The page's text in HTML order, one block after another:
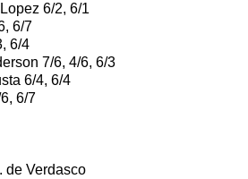
6/2, 6/1
6/7
6/4
7/6, 4/6, 6/3
6/4, 6/4
6/7
de Verdasco